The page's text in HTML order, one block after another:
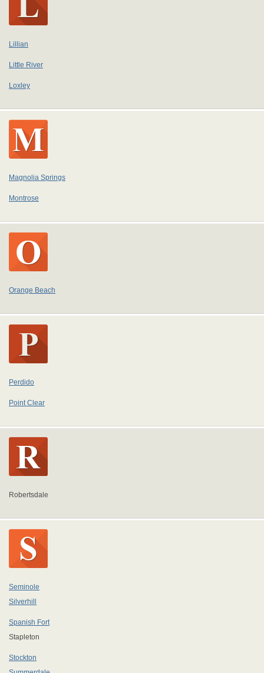
Lillian
Little River
Loxley
Magnolia Springs
Montrose
Orange Beach
Perdido
Point Clear
Robertsdale
Seminole
Silverhill
Spanish Fort
Stapleton
Stockton